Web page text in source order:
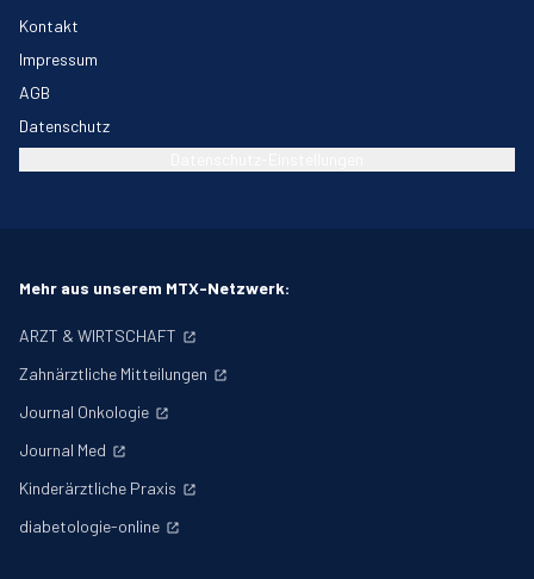
Kontakt
Impressum
AGB
Datenschutz
Mehr aus unserem MTX-Netzwerk:
ARZT & WIRTSCHAFT
Zahnärztliche Mitteilungen
Journal Onkologie
Journal Med
Kinderärztliche Praxis
diabetologie-online